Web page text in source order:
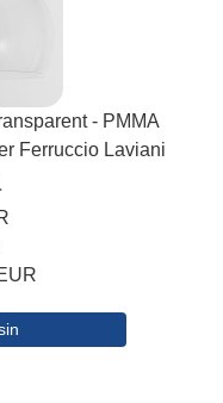
- PMMA
Ferruccio Laviani